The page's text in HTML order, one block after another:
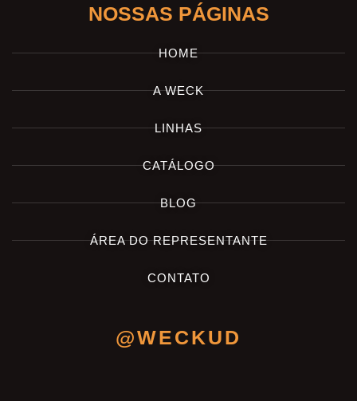
NOSSAS PÁGINAS
HOME
A WECK
LINHAS
CATÁLOGO
BLOG
ÁREA DO REPRESENTANTE
CONTATO
@WECKUD